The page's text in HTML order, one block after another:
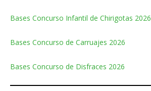
Bases Concurso Infantil de Chirigotas 2026
Bases Concurso de Carruajes 2026
Bases Concurso de Disfraces 2026